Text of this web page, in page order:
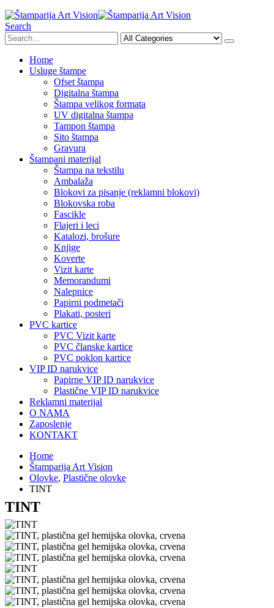
Search
Home
Usluge štampe
Ofset štampa
Digitalna štampa
Štampa velikog formata
UV digitalna štampa
Tampon štampa
Sito štampa
Gravura
Štampani materijal
Štampa na tekstilu
Ambalaža
Blokovi za pisanje (reklamni blokovi)
Blokovska roba
Fascikle
Flajeri i leci
Katalozi, brošure
Knjige
Koverte
Vizit karte
Memorandumi
Nalepnice
Papirni podmetači
Plakati, posteri
PVC kartice
PVC Vizit karte
PVC članske kartice
PVC poklon kartice
VIP ID narukvice
Papirne VIP ID narukvice
Plastične VIP ID narukvice
Reklamni materijal
O NAMA
Zaposlenje
KONTAKT
Home
Štamparija Art Vision
Olovke, Plastične olovke
TINT
TINT